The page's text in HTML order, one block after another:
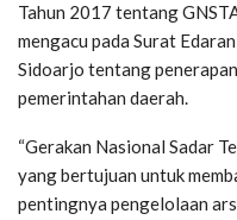
Tahun 2017 tentang
mengacu pada Surat
Sidoarjo tentang
pemerintahan daerah.
“Gerakan Nasional Sadar
yang bertujuan untuk
pentingnya pengelolaan